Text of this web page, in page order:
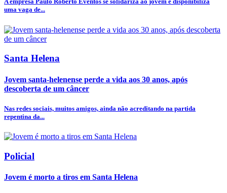
uma vaga de...
Santa Helena
Jovem santa-helenense perde a vida aos 30 anos, após
descoberta de um câncer
Nas redes sociais, muitos amigos, ainda não acreditando na partida
repentina da...
Policial
Jovem é morto a tiros em Santa Helena